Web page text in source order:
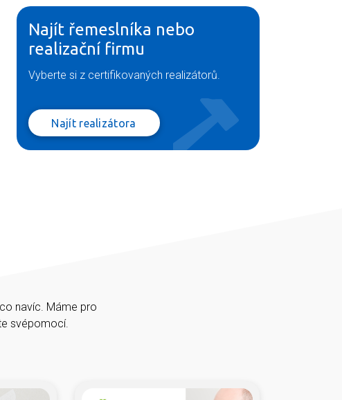
Najít řemeslníka nebo
realizační firmu
Vyberte si z certifikovaných realizátorů.
Najít realizátora
navíc. Máme pro
svépomocí.